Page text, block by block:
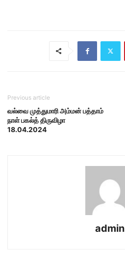
Previous article
வல்வை முத்துமாரி அம்மன் பத்தாம்
நாள் பகல்த் திருவிழா
18.04.2024
admin